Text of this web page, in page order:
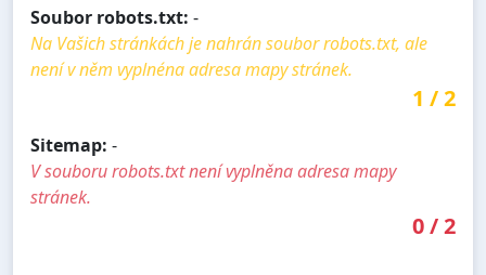
Soubor robots.txt: -
Na Vašich stránkách je nahrán soubor robots.txt, ale
není v něm vyplnéna adresa mapy stránek.
1 /2
Sitemap: -
V souboru robots.txt není vyplněna adresa mapy
stránek.
0/2